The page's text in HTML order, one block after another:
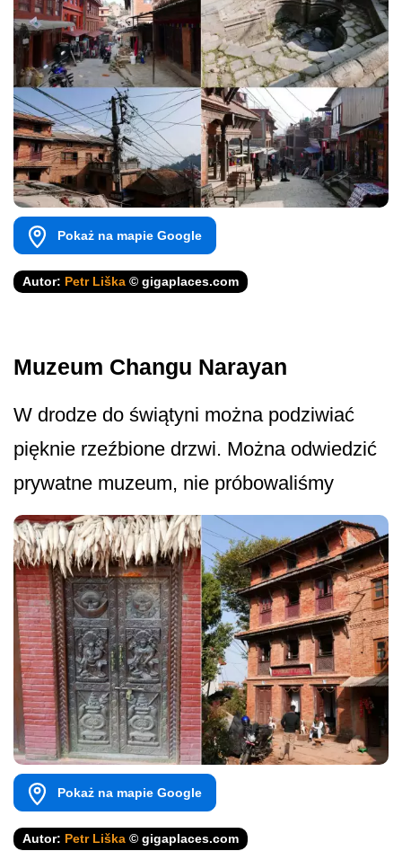
Pokaż na mapie Google
Autor: Petr Liška © gigaplaces.com
Muzeum Changu Narayan
W drodze do świątyni można podziwiać
pięknie rzeźbione drzwi. Można odwiedzić
prywatne muzeum, nie próbowaliśmy
Pokaż na mapie Google
Autor: Petr Liška © gigaplaces.com